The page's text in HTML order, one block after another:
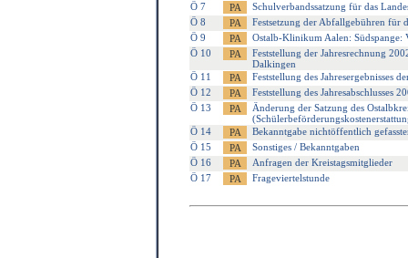
Ö 7
Schulverbandssatzung für das
Ö 8
Festsetzung der Abfallgebühren für
Ö 9
Ostalb-Klinikum Aalen: Südspange:
Ö 10
Feststellung der Jahresrechnung
Dalkingen
Ö 11
Feststellung des Jahresergebnisses
Ö 12
Feststellung des Jahresabschlusses
Ö 13
Änderung der Satzung des
Ö 14
Bekanntgabe nichtöffentlich
Ö 15
Sonstiges / Bekanntgaben
Ö 16
Anfragen der Kreistagsmitglieder
Ö 17
Frageviertelstunde